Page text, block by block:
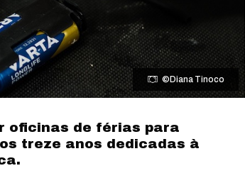
©Diana Tinoco
oficinas de férias para
treze anos dedicadas à